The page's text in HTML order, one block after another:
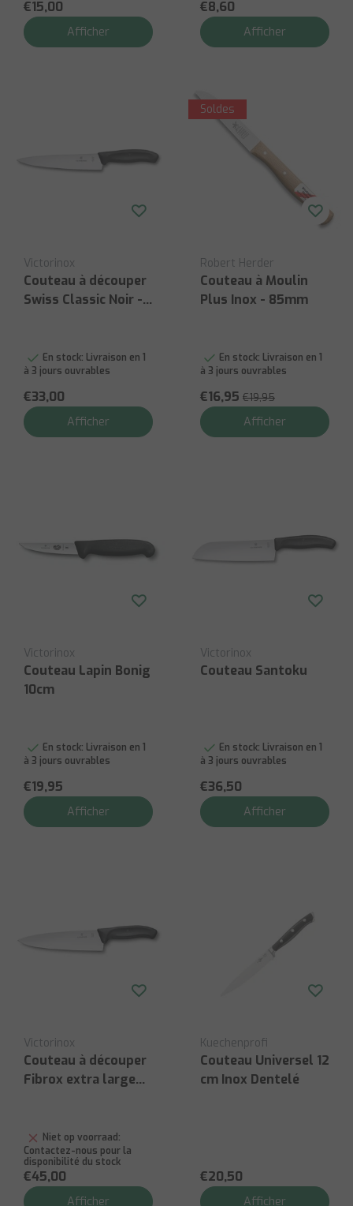
€15,00
Afficher
€8,60
Afficher
Victorinox
Couteau à découper
Swiss Classic Noir -
En stock: Livraison en 1
à 3 jours ouvrables
€33,00
Afficher
Soldes
Robert Herder
Couteau à Moulin
Plus Inox - 85mm
En stock: Livraison en 1
à 3 jours ouvrables
€16,95 €19,95
Afficher
Victorinox
Couteau Lapin Bonig
10cm
En stock: Livraison en 1
à 3 jours ouvrables
€19,95
Afficher
Victorinox
Couteau Santoku
En stock: Livraison en 1
à 3 jours ouvrables
€36,50
Afficher
Victorinox
Couteau à découper
Fibrox extra large
Niet op voorraad:
Contactez-nous pour la
disponibilité du stock
€45,00
Afficher
Kuechenprofi
Couteau Universel 12
cm Inox Dentelé
€20,50
Afficher